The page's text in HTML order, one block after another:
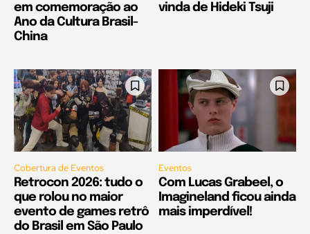
em comemoração ao
Ano da Cultura Brasil-
China
vinda de Hideki Tsuji
Cobertura de Eventos
Retrocon 2026: tudo o
que rolou no maior
evento de games retrô
do Brasil em São Paulo
Eventos
Com Lucas Grabeel, o
Imagineland ficou ainda
mais imperdível!